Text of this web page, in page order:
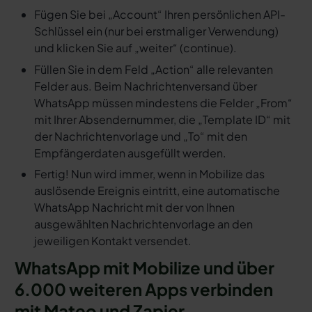
Fügen Sie bei „Account“ Ihren persönlichen API-
Schlüssel ein (nur bei erstmaliger Verwendung)
und klicken Sie auf „weiter“ (continue).
Füllen Sie in dem Feld „Action“ alle relevanten
Felder aus. Beim Nachrichtenversand über
WhatsApp müssen mindestens die Felder „From“
mit Ihrer Absendernummer, die „Template ID“ mit
der Nachrichtenvorlage und „To“ mit den
Empfängerdaten ausgefüllt werden.
Fertig! Nun wird immer, wenn in Mobilize das
auslösende Ereignis eintritt, eine automatische
WhatsApp Nachricht mit der von Ihnen
ausgewählten Nachrichtenvorlage an den
jeweiligen Kontakt versendet.
WhatsApp mit Mobilize und über
6.000 weiteren Apps verbinden